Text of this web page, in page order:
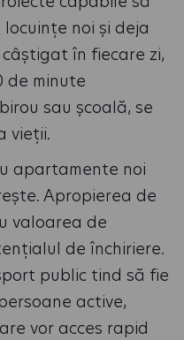
noi și deja
în fiecare zi,
de minute
sau școală, se
vieții.
apartamente noi
Apropierea de
valoarea de
de închiriere.
public tind să fie
active,
vor acces rapid